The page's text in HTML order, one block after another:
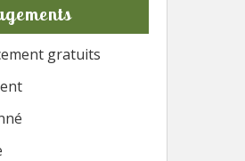
gratuits